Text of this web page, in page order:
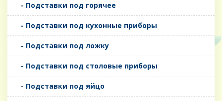
- Подставки под горячее
- Подставки под кухонные приборы
- Подставки под ложку
- Подставки под столовые приборы
- Подставки под яйцо